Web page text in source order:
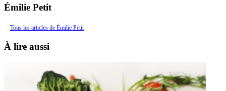
Émilie Petit
Tous les articles de Émilie Petit
À lire aussi